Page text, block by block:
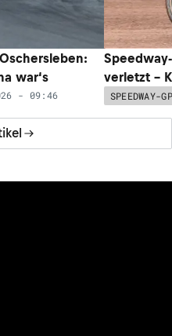
war‘s
- 09:46
verletzt –
SPEEDWAY-GP